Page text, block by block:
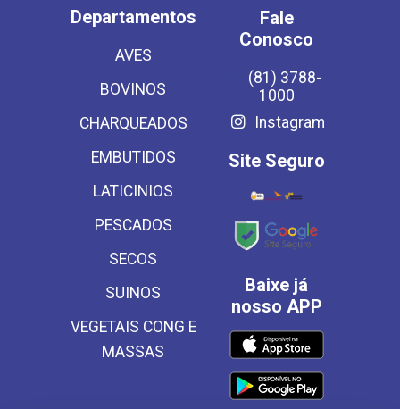
Departamentos
AVES
BOVINOS
CHARQUEADOS
EMBUTIDOS
LATICINIOS
PESCADOS
SECOS
SUINOS
VEGETAIS CONG E
MASSAS
Fale
Conosco
(81) 3788-
1000
Instagram
Site Seguro
Baixe já
nosso APP